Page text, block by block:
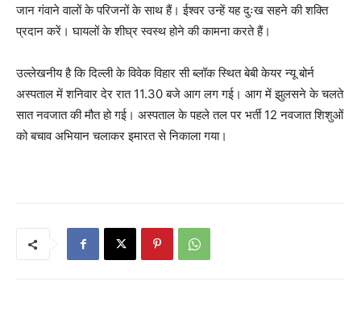
जान गंवाने वालों के परिजनों के साथ हैं। ईश्वर उन्हें यह दुःख सहने की शक्ति
प्रदान करें। घायलों के शीघ्र स्वस्थ होने की कामना करते हैं।
उल्लेखनीय है कि दिल्ली के विवेक विहार सी ब्लॉक स्थित बेबी केयर न्यू बोर्न
अस्पताल में शनिवार देर रात 11.30 बजे आग लग गई। आग में झुलसने के चलते
सात नवजात की मौत हो गई। अस्पताल के पहले तल पर भर्ती 12 नवजात शिशुओं
को बचाव अभियान चलाकर इमारत से निकाला गया।